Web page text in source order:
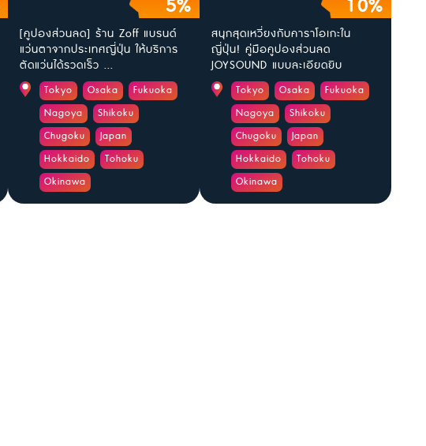
[คูปองส่วนลด] ร้าน Zoff แบรนด์
แว่นตาจากประเทศญี่ปุ่น ให้บริการ
ตัดแว่นได้รวดเร็ว ...
Tokyo Osaka
Fukuoka
Nagoya
Shikoku
Chugoku
Japan
Hokkaido
Tohoku
Okinawa
สนุกสุดเหวี่ยงกับคาราโอเกะใน
ญี่ปุ่น! คู่มือคูปองส่วนลด
JOYSOUND แบบละเอียดยิบ
Tokyo Osaka
Fukuoka
Nagoya
Shikoku
Chugoku
Japan
Hokkaido
Tohoku
Okinawa